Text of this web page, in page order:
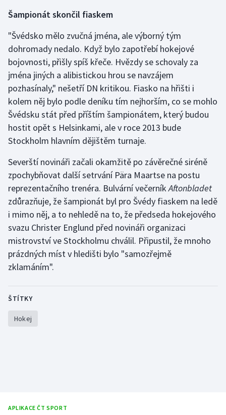
Olympijské hry
Parasport
Plavání
Plážový volejbal
Ragby
Rychlobruslení
Rychlostní kanoistika
Short track
Sportovní střelba
Stolní tenis
Triatlon
Šampionát skončil fiaskem
"Švédsko mělo zvučná jména, ale výborný tým
dohromady nedalo. Když bylo zapotřebí hokejové
bojovnosti, přišly spíš křeče. Hvězdy se schovaly za
jména jiných a alibistickou hrou se navzájem
pozhasínaly," nešetří DN kritikou. Fiasko na hřišti i
kolem něj bylo podle deníku tím nejhorším, co se mohlo
Švédsku stát před příštím šampionátem, který budou
hostit opět s Helsinkami, ale v roce 2013 bude
Stockholm hlavním dějištěm turnaje.
Severští novináři začali okamžitě po závěrečné siréně
zpochybňovat další setrvání Pära Maartse na postu
reprezentačního trenéra. Bulvární večerníkAftonbladet
zdůrazňuje, že šampionát byl pro Švédy fiaskem na ledě
i mimo něj, a to nehledě na to, že předseda hokejového
svazu Christer Englund před novináři organizaci
mistrovství ve Stockholmu chválil. Připustil, že mnoho
prázdných míst v hledišti bylo "samozřejmě
zklamáním".
ŠTÍTKY
Hokej
APLIKACE ČT SPORT